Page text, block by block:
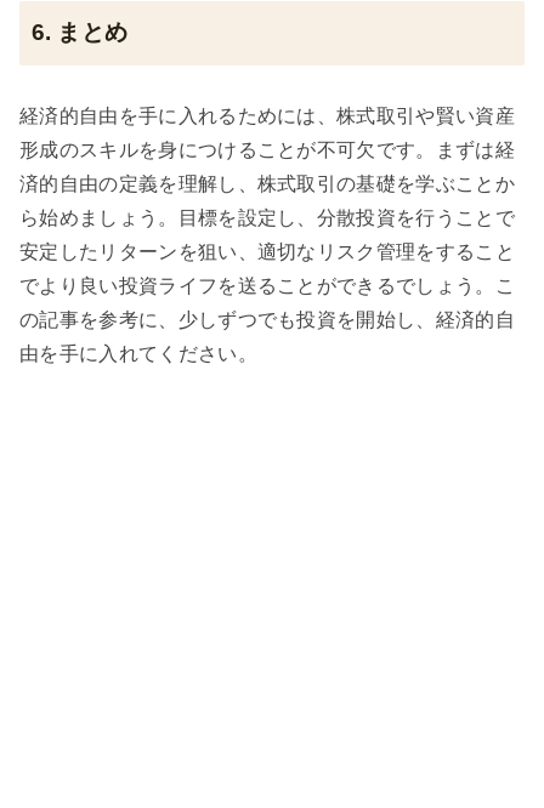
6. まとめ
経済的自由を手に入れるためには、株式取引や賢い資産
形成のスキルを身につけることが不可欠です。まずは経
済的自由の定義を理解し、株式取引の基礎を学ぶことか
ら始めましょう。目標を設定し、分散投資を行うことで
安定したリターンを狙い、適切なリスク管理をすること
でより良い投資ライフを送ることができるでしょう。こ
の記事を参考に、少しずつでも投資を開始し、経済的自
由を手に入れてください。